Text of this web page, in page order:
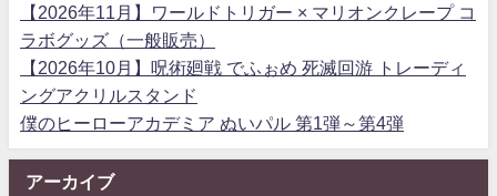
【2026年11月】ワールドトリガー × マリオンクレープ コ
ラボグッズ（一般販売）
【2026年10月】呪術廻戦 でふぉめ 死滅回游 トレーディ
ングアクリルスタンド
僕のヒーローアカデミア ぬいパル 第1弾～第4弾
アーカイブ